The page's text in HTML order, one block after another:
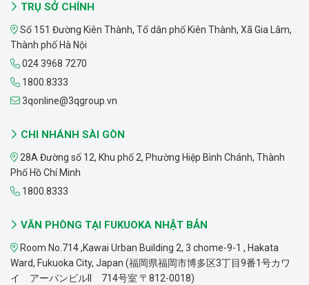
TRỤ SỞ CHÍNH
Số 151 Đường Kiên Thành, Tổ dân phố Kiên Thành, Xã Gia Lâm,
Thành phố Hà Nội
024 3968 7270
1800.8333
3qonline@3qgroup.vn
CHI NHÁNH SÀI GÒN
28A Đường số 12, Khu phố 2, Phường Hiệp Bình Chánh, Thành
Phố Hồ Chí Minh
1800.8333
VĂN PHÒNG TẠI FUKUOKA NHẬT BẢN
Room No.714 ,Kawai Urban Building 2, 3 chome-9-1 , Hakata
Ward, Fukuoka City, Japan (福岡県福岡市博多区3丁目9番1号カワ
イ アーバンビルII 714号室 〒812-0018)